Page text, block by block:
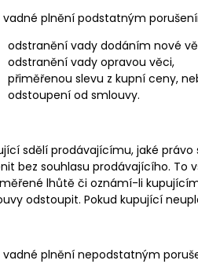
vadné plnění podstatným
odstranění vady dodáním nové
odstranění vady opravou věci,
přiměřenou slevu z kupní ceny,
odstoupení od smlouvy.
sdělí prodávajícímu, jaké
bez souhlasu prodávajícího. To
lhůtě či oznámí-li
odstoupit. Pokud kupující
vadné plnění nepodstatným